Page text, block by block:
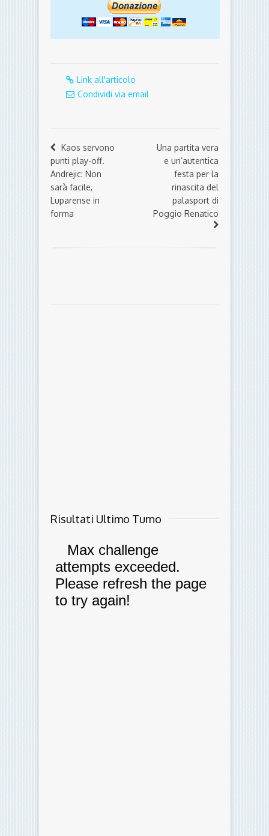
Link all'articolo
Condividi via email
Kaos servono
punti play-off.
Andrejic: Non
sarà facile,
Luparense in
forma
Una partita vera
e un’autentica
festa per la
rinascita del
palasport di
Poggio Renatico
Risultati Ultimo Turno